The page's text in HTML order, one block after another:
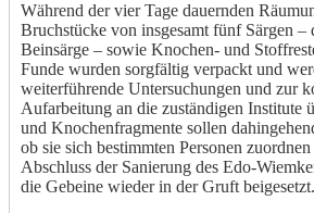
Während der vier Tage dauernden
Bruchstücke von insgesamt fünf Särgen –
Beinsärge – sowie Knochen- und
Funde wurden sorgfältig verpackt und
weiterführende Untersuchungen und zur
Aufarbeitung an die zuständigen Institute
und Knochenfragmente sollen
ob sie sich bestimmten Personen
Abschluss der Sanierung des Edo-
die Gebeine wieder in der Gruft beigesetzt.